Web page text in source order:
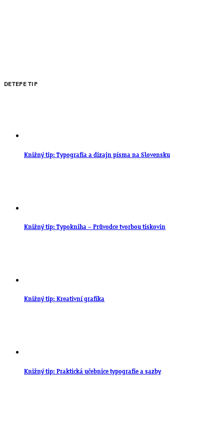
DETEPE TIP
Knižný tip: Typografia a dizajn písma na Slovensku
Knižný tip: Typokniha – Průvodce tvorbou tiskovin
Knižný tip: Kreativní grafika
Knižný tip: Praktická učebnice typografie a sazby